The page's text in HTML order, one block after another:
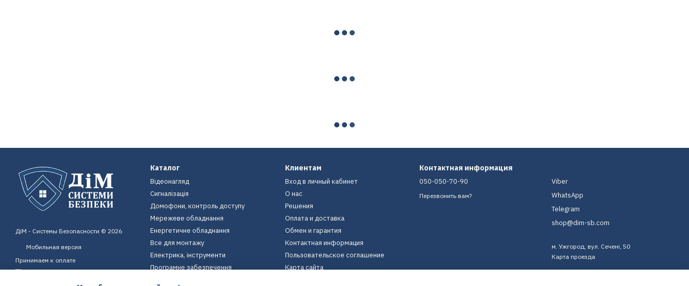
ДіМ - Системы Безопасности © 2026
Мобильная версия
Принимаем к оплате
Каталог
Відеонагляд
Сигналізація
Домофони, контроль доступу
Мережеве обладнання
Енергетичне обладнання
Все для монтажу
Електрика, інструменти
Програмне забезпечення
Клиентам
Вход в личный кабинет
О нас
Решения
Оплата и доставка
Обмен и гарантия
Контактная информация
Пользовательское соглашение
Карта сайта
Контактная информация
050-050-70-90
Перезвонить вам?
Viber
WhatsApp
Telegram
shop@dim-sb.com
м. Ужгород, вул. Сечені, 50
Карта проезда